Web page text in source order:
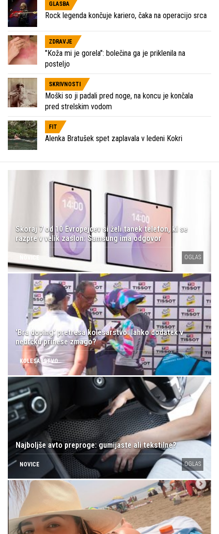
GLASBA
Rock legenda končuje kariero, čaka na operacijo srca
ZDRAVJE
"Koža mi je gorela": bolečina ga je priklenila na
posteljo
SKRIVNOSTI
Moški so ji padali pred noge, na koncu je končala
pred strelskim vodom
FIT
Alenka Bratušek spet zaplavala v ledeni Kokri
Skoraj 7 od 10 Evropejcev si želi tanek telefon, ki se
razpre v velik zaslon: Samsung ima odgovor
OGLAS
'Bra doping' pretresa kolesarstvo: lahko dodatek v
nedrčku prinese zmago?
KOLESARSTVO
Najboljše avto preproge: gumijaste ali tekstilne?
NOVICE OGLAS